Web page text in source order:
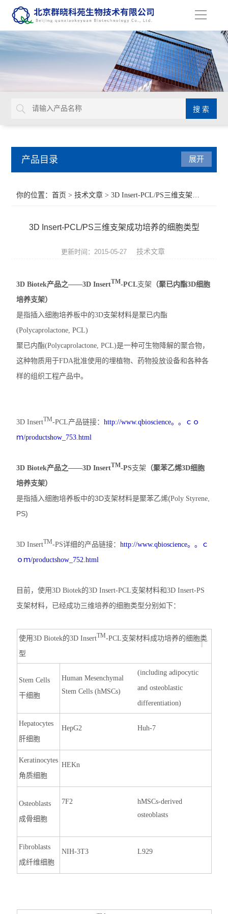
导
产品目录
Bovogen胎牛血清等动物源产品
nanomyp纳米类材料
Ludger糖基化分析和检测产品
3D细胞培养系列产品
抗dsRNA单克隆抗体
实验室个人防护产品
DNA提取试剂盒
干细胞培养添加因子
实验室技术服务
展开
你的位置：首页 >技术文章 > 3D Insert-PCL/PS三维支架成功培养的细胞类型
3D Insert-PCL/PS三维支架成功培养的细胞类型
更新时间：2015-05-27 技术文章
3D Biotek产品之——3D InsertTM-PCL支架 （聚已内酯3D细胞
培养支架）
是指插入细胞培养板中的3D支架材料是聚已内酯
(Polycaprolactone, PCL)
聚已内酯(Polycaprolactone, PCL)是一种可生物降解的聚合物，
这种物质用于FDA批准使用的埋植物、药物投放设备和各种各
样的组织工程产品中。
3D InsertTM-PCL产品链接：http://www.qbioscience。。ｃｏ
ｍ/productshow_753.html
3D Biotek产品之——3D InsertTM-PS支架 （聚苯乙烯3D细胞
培养支架）
是指插入细胞培养板中的3D支架材料是聚苯乙烯(Poly Styrene
PS)
3D InsertTM-PS详细的产品链接：http://www.qbioscience。。ｃ
ｏｍ/productshow_752.html
目前，使用3D Biotek的3D Insert-PCL支架材料和3D Insert-PS
支架材料，已经成功三维培养的细胞类型分别如下：
+
使用3D Biotek的3D InsertTM-PCL支架材料成功培养的细胞类
型
Stem Cells
干细胞
Human Mesenchymal
Stem Cells (hMSCs)
(including adipocytic
and osteoblastic
differentiation)
Hepatocytes
肝细胞
HepG2 Huh-7
Keratinocytes
角质细胞
HEKn
Osteoblasts
成骨细胞
7F2
hMSCs-derived
osteoblasts
Fibroblasts
成纤维细胞
NIH-3T3 L929